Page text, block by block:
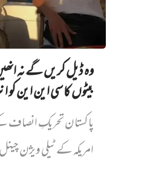
وہ ڈیل کریں گے نہ
بیٹوں کا سی این این کو
پاکستان تحریکِ انصاف
امریکہ کے ٹیلی ویژن